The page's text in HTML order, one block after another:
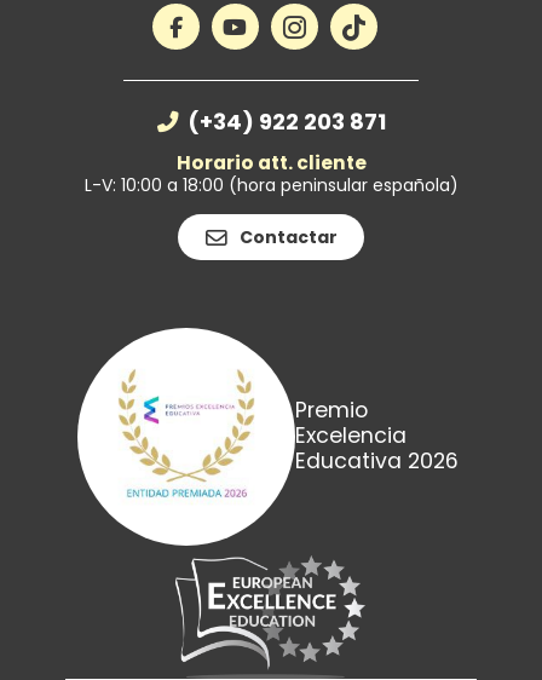
(+34) 922 203 871
Horario att. cliente
L-V: 10:00 a 18:00 (hora peninsular española)
Contactar
Premio
Excelencia
Educativa 2026